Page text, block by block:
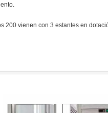
200 vienen con 3 estantes en